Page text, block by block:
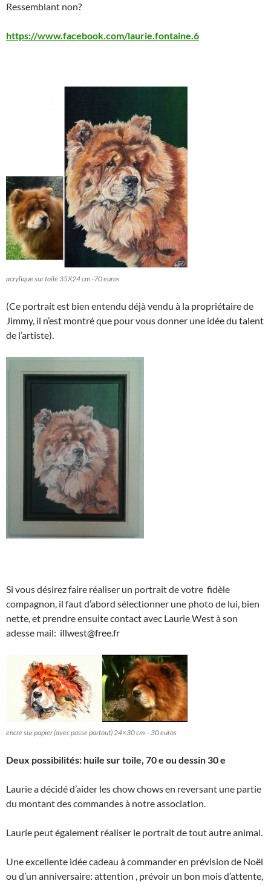
Ressemblant non?
https://www.facebook.com/laurie.fontaine.6
acrylique sur toile 35X24 cm -70 euros
(Ce portrait est bien entendu déjà vendu à la propriétaire de
Jimmy, il n’est montré que pour vous donner une idée du talent
de l’artiste).
Si vous désirez faire réaliser un portrait de votre fidèle
compagnon, il faut d’abord sélectionner une photo de lui, bien
nette, et prendre ensuite contact avec Laurie West à son
adesse mail: illwest@free.fr
encre sur papier (avec passe partout) 24×30 cm – 30 euros
Deux possibilités: huile sur toile, 70 e ou dessin 30 e
Laurie a décidé d’aider les chow chows en reversant une partie
du montant des commandes à notre association.
Laurie peut également réaliser le portrait de tout autre animal.
Une excellente idée cadeau à commander en prévision de Noël
ou d’un anniversaire: attention , prévoir un bon mois d’attente,